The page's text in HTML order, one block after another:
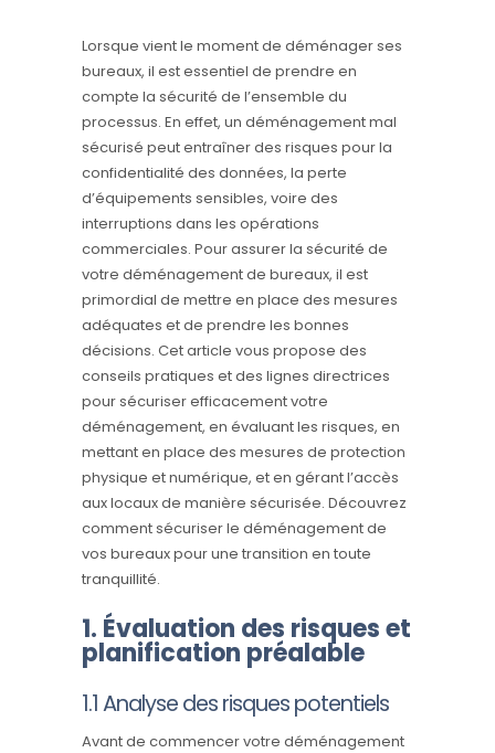
Lorsque vient le moment de déménager ses
bureaux, il est essentiel de prendre en
compte la sécurité de l’ensemble du
processus. En effet, un déménagement mal
sécurisé peut entraîner des risques pour la
confidentialité des données, la perte
d’équipements sensibles, voire des
interruptions dans les opérations
commerciales. Pour assurer la sécurité de
votre déménagement de bureaux, il est
primordial de mettre en place des mesures
adéquates et de prendre les bonnes
décisions. Cet article vous propose des
conseils pratiques et des lignes directrices
pour sécuriser efficacement votre
déménagement, en évaluant les risques, en
mettant en place des mesures de protection
physique et numérique, et en gérant l’accès
aux locaux de manière sécurisée. Découvrez
comment sécuriser le déménagement de
vos bureaux pour une transition en toute
tranquillité.
1. Évaluation des risques et
planification préalable
1.1 Analyse des risques potentiels
Avant de commencer votre déménagement